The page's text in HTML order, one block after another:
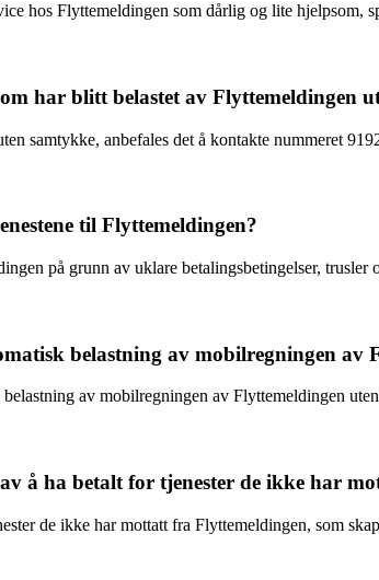
hos Flyttemeldingen som dårlig og lite hjelpsom,
har blitt belastet av Flyttemeldingen
samtykke, anbefales det å kontakte nummeret
til Flyttemeldingen?
på grunn av uklare betalingsbetingelser,
belastning av mobilregningen av
av mobilregningen av Flyttemeldingen
å ha betalt for tjenester de ikke har
de ikke har mottatt fra Flyttemeldingen, som